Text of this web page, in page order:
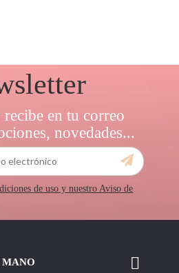
recibe en tu correo
novedades...
de uso y nuestro Aviso de
MANO 